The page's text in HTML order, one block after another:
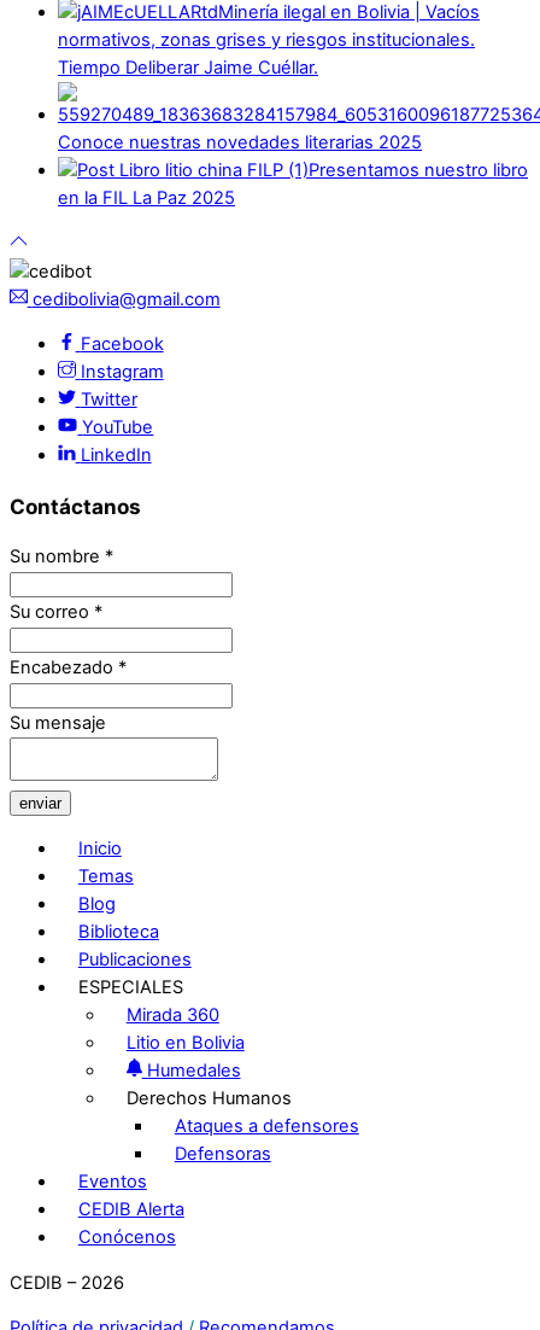
Minería ilegal en Bolivia | Vacíos
normativos, zonas grises y riesgos institucionales.
Tiempo Deliberar Jaime Cuéllar.
Conoce nuestras novedades literarias 2025
Presentamos nuestro libro
en la FIL La Paz 2025
cedibolivia@gmail.com
Facebook
Instagram
Twitter
YouTube
LinkedIn
Contáctanos
Su nombre *
Su correo *
Encabezado *
Su mensaje
enviar
Inicio
Temas
Blog
Biblioteca
Publicaciones
ESPECIALES
Mirada 360
Litio en Bolivia
Humedales
Derechos Humanos
Ataques a defensores
Defensoras
Eventos
CEDIB Alerta
Conócenos
CEDIB – 2026